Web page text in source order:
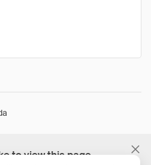
to view this page